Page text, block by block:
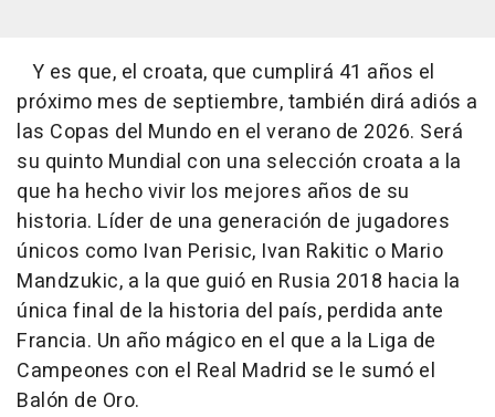
Y es que, el croata, que cumplirá 41 años el
próximo mes de septiembre, también dirá adiós a
las Copas del Mundo en el verano de 2026. Será
su quinto Mundial con una selección croata a la
que ha hecho vivir los mejores años de su
historia. Líder de una generación de jugadores
únicos como Ivan Perisic, Ivan Rakitic o Mario
Mandzukic, a la que guió en Rusia 2018 hacia la
única final de la historia del país, perdida ante
Francia. Un año mágico en el que a la Liga de
Campeones con el Real Madrid se le sumó el
Balón de Oro.